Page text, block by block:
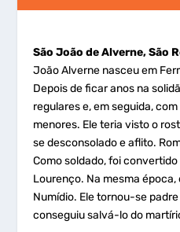
São João de Alverne, São
João Alverne nasceu em
Depois de ficar anos na
regulares e, em seguida,
menores. Ele teria visto o
se desconsolado e aflito.
Como soldado, foi
Lourenço. Na mesma
Numídio. Ele tornou-se
conseguiu salvá-lo do